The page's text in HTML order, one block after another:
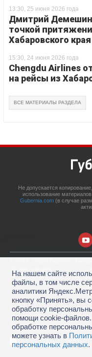
13:30, 25 июня 2026 года
Дмитрий
точкой
Хабаровского края
15:30, 24 июня 2026 года
Chengdu Airlines
на рейсы из
ВСЕ МАТЕРИАЛЫ РАЗДЕЛА
Не допускается
использование
Gubernia.com (в случае
67908 выдано 06.12.2016
информационных технологий и
Учредитель: ООО «Губерния Он-
Главный редактор: Гатаулина А.С.
Телефон редакции: (4212) 45-88-
portal@gubernia.com
18+
На нашем сайте
файлы, в том числе
аналитики
кнопку «Принять», вы
обработку
помощи cookie-
обработке
можете узнать в
персональных данных.